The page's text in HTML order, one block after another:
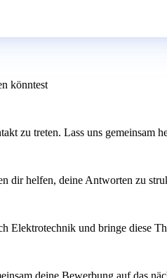
könntest
zu treten. Lass uns gemeinsam
dir helfen, deine Antworten zu
und bringe diese